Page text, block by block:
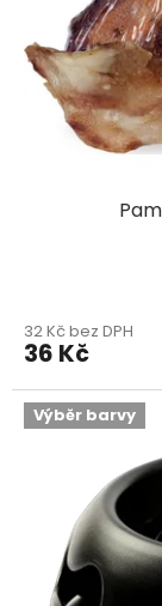
produktu
je
z
5
32 Kč bez DPH
36 Kč
Výběr barvy